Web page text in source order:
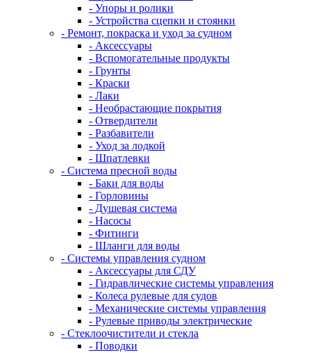
- Упоры и ролики
- Устройства сцепки и стоянки
- Ремонт, покраска и уход за судном
- Аксессуары
- Вспомогательные продукты
- Грунты
- Краски
- Лаки
- Необрастающие покрытия
- Отвердители
- Разбавители
- Уход за лодкой
- Шпатлевки
- Система пресной воды
- Баки для воды
- Горловины
- Душевая система
- Насосы
- Фитинги
- Шланги для воды
- Системы управления судном
- Аксессуары для СДУ
- Гидравлические системы управления
- Колеса рулевые для судов
- Механические системы управления
- Рулевые приводы электрические
- Стеклоочистители и стекла
- Поводки